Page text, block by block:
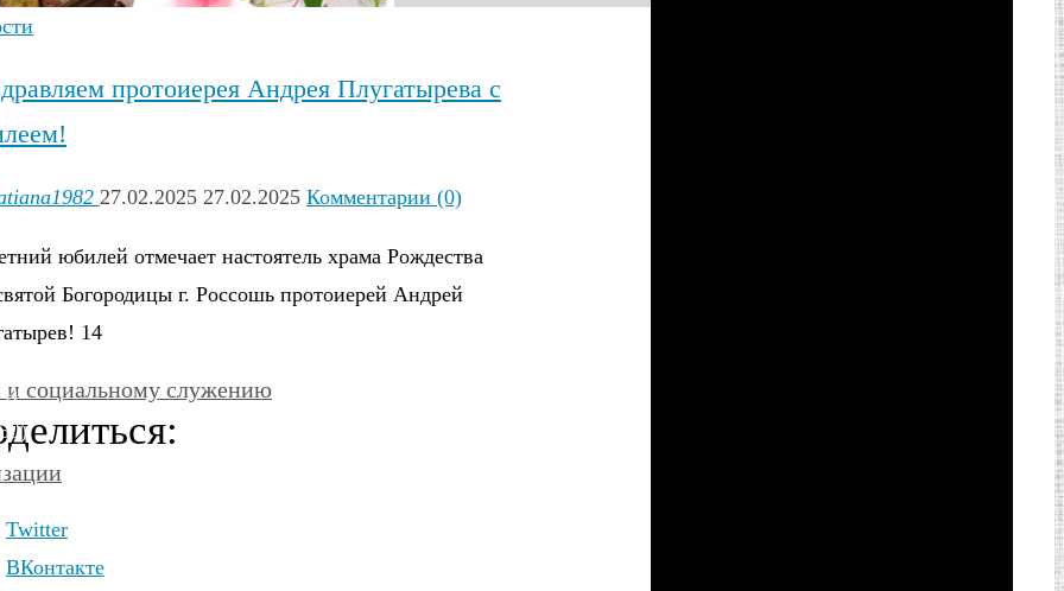
и социальному служению
протоиерея Андрея Плугатырева с
27.02.2025 27.02.2025 Комментарии (0)
юбилей отмечает настоятель храма Рождества
Богородицы г. Россошь протоиерей Андрей
14
Twitter
ВКонтакте